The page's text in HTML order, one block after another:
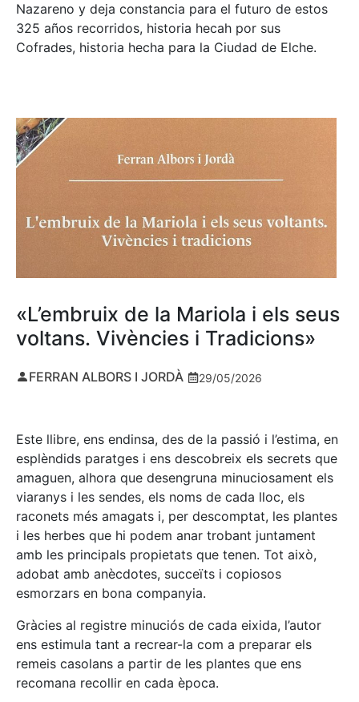
Nazareno y deja constancia para el futuro de estos
325 años recorridos, historia hecah por sus
Cofrades, historia hecha para la Ciudad de Elche.
«L’embruix de la Mariola i els seus
voltans. Vivències i Tradicions»
FERRAN ALBORS I JORDÀ 29/05/2026
Este llibre, ens endinsa, des de la passió i l’estima, en
esplèndids paratges i ens descobreix els secrets que
amaguen, alhora que desengruna minuciosament els
viaranys i les sendes, els noms de cada lloc, els
raconets més amagats i, per descomptat, les plantes
i les herbes que hi podem anar trobant juntament
amb les principals propietats que tenen. Tot això,
adobat amb anècdotes, succeïts i copiosos
esmorzars en bona companyia.
Gràcies al registre minuciós de cada eixida, l’autor
ens estimula tant a recrear-la com a preparar els
remeis casolans a partir de les plantes que ens
recomana recollir en cada època.